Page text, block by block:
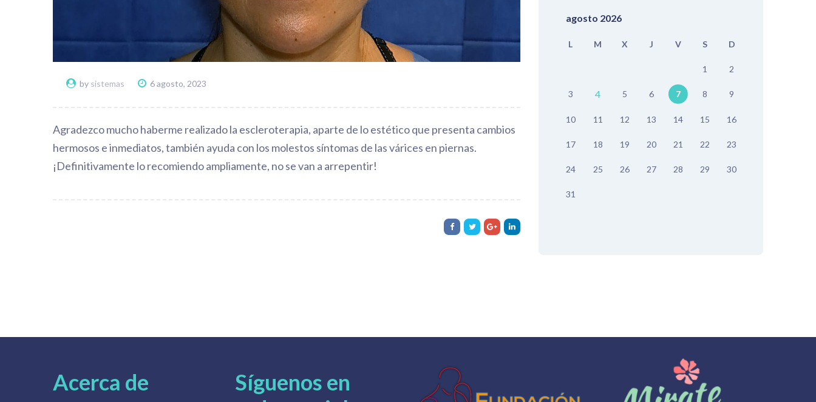
by sistemas 6 agosto, 2023
Agradezco mucho haberme realizado la escleroterapia, aparte de lo estético que presenta cambios
hermosos e inmediatos, también ayuda con los molestos síntomas de las várices en piernas.
¡Definitivamente lo recomiendo ampliamente, no se van a arrepentir!
agosto 2026
L M X J V S D
1 2
3 4 5 6 7 8 9
10 11 12 13 14 15 16
17 18 19 20 21 22 23
24 25 26 27 28 29 30
31
Acerca de
Síguenos en